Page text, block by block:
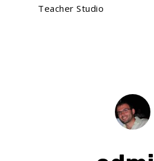
Teacher Studio